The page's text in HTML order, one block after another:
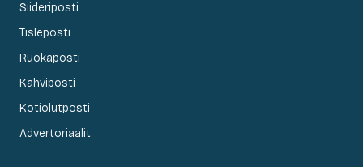
Siideriposti
Tisleposti
Ruokaposti
Kahviposti
Kotiolutposti
Advertoriaalit